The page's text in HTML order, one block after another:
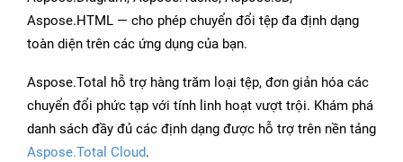
Aspose.HTML — cho phép chuyển đổi tệp đa định dạng
toàn diện trên các ứng dụng của bạn.
Aspose.Total hỗ trợ hàng trăm loại tệp, đơn giản hóa các
chuyển đổi phức tạp với tính linh hoạt vượt trội. Khám phá
danh sách đầy đủ các định dạng được hỗ trợ trên nền tảng
Aspose.Total Cloud.